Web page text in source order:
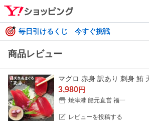
毎日引けるくじ 今すぐ挑戦
商品レビュー
3,980円
焼津港 船元直営 福一
レビューを投稿する